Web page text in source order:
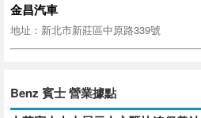
金昌汽車
地址：新北市新莊區中原路339號
Benz 賓士 營業據點